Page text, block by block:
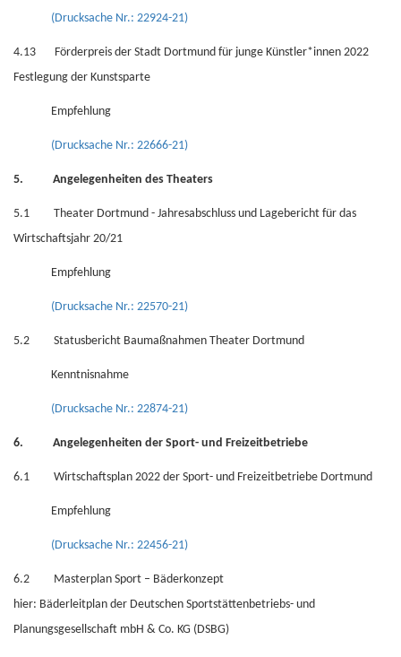
(Drucksache Nr.: 22924-21)
4.13 Förderpreis der Stadt Dortmund für junge Künstler*innen 2022
Festlegung der Kunstsparte
Empfehlung
(Drucksache Nr.: 22666-21)
5. Angelegenheiten des Theaters
5.1 Theater Dortmund - Jahresabschluss und Lagebericht für das
Wirtschaftsjahr 20/21
Empfehlung
(Drucksache Nr.: 22570-21)
5.2 Statusbericht Baumaßnahmen Theater Dortmund
Kenntnisnahme
(Drucksache Nr.: 22874-21)
6. Angelegenheiten der Sport- und Freizeitbetriebe
6.1 Wirtschaftsplan 2022 der Sport- und Freizeitbetriebe Dortmund
Empfehlung
(Drucksache Nr.: 22456-21)
6.2 Masterplan Sport – Bäderkonzept
hier: Bäderleitplan der Deutschen Sportstättenbetriebs- und
Planungsgesellschaft mbH & Co. KG (DSBG)